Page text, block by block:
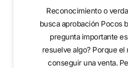
Reconocimiento o
busca aprobación Pocos
pregunta importante
resuelve algo? Porque el
conseguir una venta.